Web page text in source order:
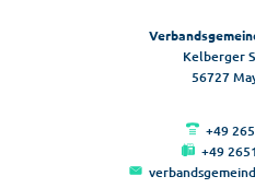
Kelberger
56727
+49
+49